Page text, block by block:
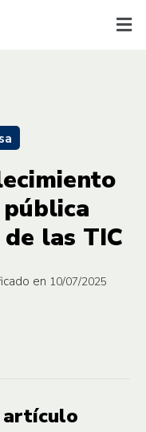
las TIC
en 10/07/2025
artículo